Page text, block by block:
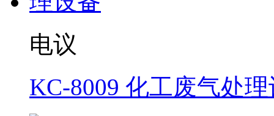
电议
KC-8009 化工废气处